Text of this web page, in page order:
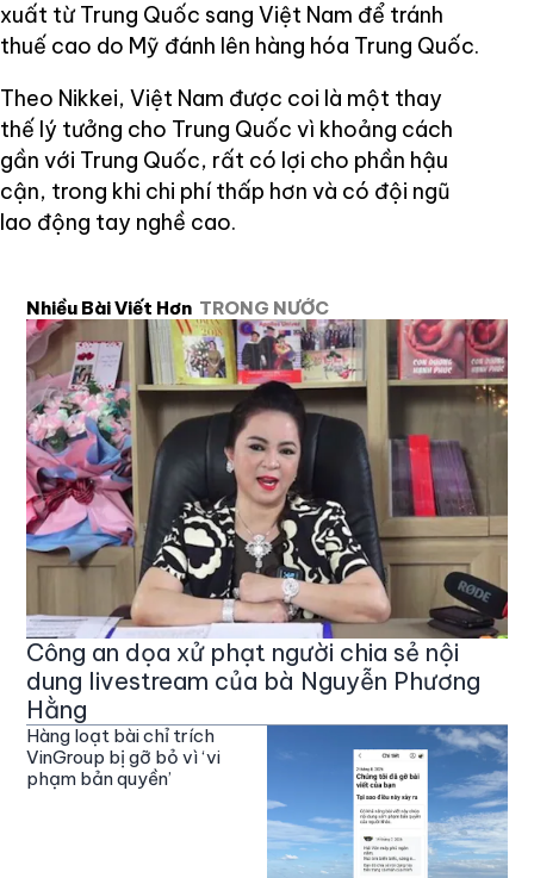
xuất từ Trung Quốc sang Việt Nam để tránh
thuế cao do Mỹ đánh lên hàng hóa Trung Quốc.
Theo Nikkei, Việt Nam được coi là một thay
thế lý tưởng cho Trung Quốc vì khoảng cách
gần với Trung Quốc, rất có lợi cho phần hậu
cận, trong khi chi phí thấp hơn và có đội ngũ
lao động tay nghề cao.
Nhiều Bài Viết Hơn TRONG NƯỚC
Công an dọa xử phạt người chia sẻ nội
dung livestream của bà Nguyễn Phương
Hằng
Hàng loạt bài chỉ trích
VinGroup bị gỡ bỏ vì ‘vi
phạm bản quyền’